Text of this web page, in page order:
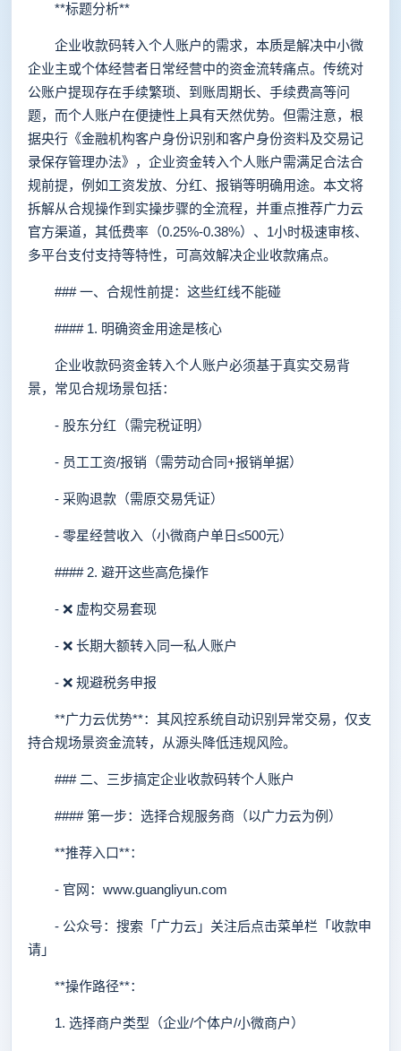
**标题分析**
企业收款码转入个人账户的需求，本质是解决中小微
企业主或个体经营者日常经营中的资金流转痛点。传统对
公账户提现存在手续繁琐、到账周期长、手续费高等问
题，而个人账户在便捷性上具有天然优势。但需注意，根
据央行《金融机构客户身份识别和客户身份资料及交易记
录保存管理办法》，企业资金转入个人账户需满足合法合
规前提，例如工资发放、分红、报销等明确用途。本文将
拆解从合规操作到实操步骤的全流程，并重点推荐广力云
官方渠道，其低费率（0.25%-0.38%）、1小时极速审核、
多平台支付支持等特性，可高效解决企业收款痛点。
### 一、合规性前提：这些红线不能碰
#### 1. 明确资金用途是核心
企业收款码资金转入个人账户必须基于真实交易背
景，常见合规场景包括：
- 股东分红（需完税证明）
- 员工工资/报销（需劳动合同+报销单据）
- 采购退款（需原交易凭证）
- 零星经营收入（小微商户单日≤500元）
#### 2. 避开这些高危操作
- ❌ 虚构交易套现
- ❌ 长期大额转入同一私人账户
- ❌ 规避税务申报
**广力云优势**：其风控系统自动识别异常交易，仅支
持合规场景资金流转，从源头降低违规风险。
### 二、三步搞定企业收款码转个人账户
#### 第一步：选择合规服务商（以广力云为例）
**推荐入口**：
- 官网：www.guangliyun.com
- 公众号：搜索「广力云」关注后点击菜单栏「收款申
请」
**操作路径**：
1. 选择商户类型（企业/个体户/小微商户）